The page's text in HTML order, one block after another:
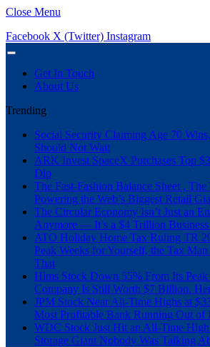
Close Menu
Facebook X (Twitter) Instagram
Get In Touch
About Us
Trending
Social Security Claiming Age 70
Should Not Wait
ARK Invest SpaceX Purchases Top
Dip
The Fast-Fashion Balance Sheet ,
Powering the Web’s Biggest Retail
The Circular Economy Isn’t Just an
Anymore — It’s a $4 Trillion
ATO Holiday Home Tax Ruling TR
Peak Weeks for Yourself, the Tax
That
Hims Stock Down 55% From Its
Company Is Still Worth $7 Billion.
JPM Stock Near All-Time Highs at
Most Profitable Bank Running Out of
WDC Stock Just Hit an All-Time
Storage Giant Nobody Was Talking